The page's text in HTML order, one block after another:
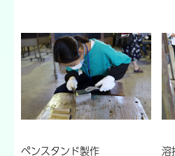
ペンスタンド製作 溶